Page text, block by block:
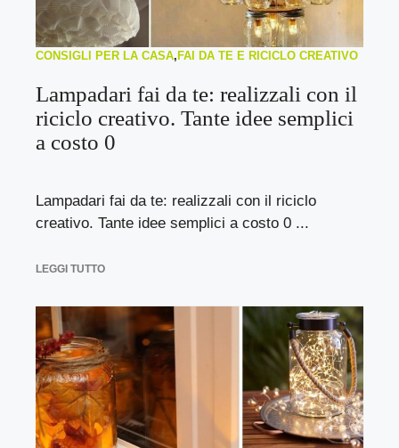
CONSIGLI PER LA CASA,FAI DA TE E RICICLO CREATIVO
Lampadari fai da te: realizzali con il
riciclo creativo. Tante idee semplici
a costo 0
Lampadari fai da te: realizzali con il riciclo
creativo. Tante idee semplici a costo 0 ...
LEGGI TUTTO